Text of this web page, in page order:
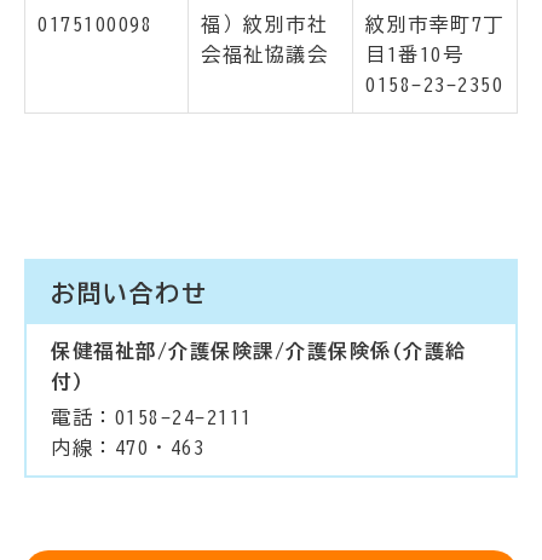
0175100098
福）紋別市社
会福祉協議会
紋別市幸町7丁
目1番10号
0158-23-2350
お問い合わせ
保健福祉部/介護保険課/介護保険係(介護給
付)
電話：0158-24-2111
内線：470・463